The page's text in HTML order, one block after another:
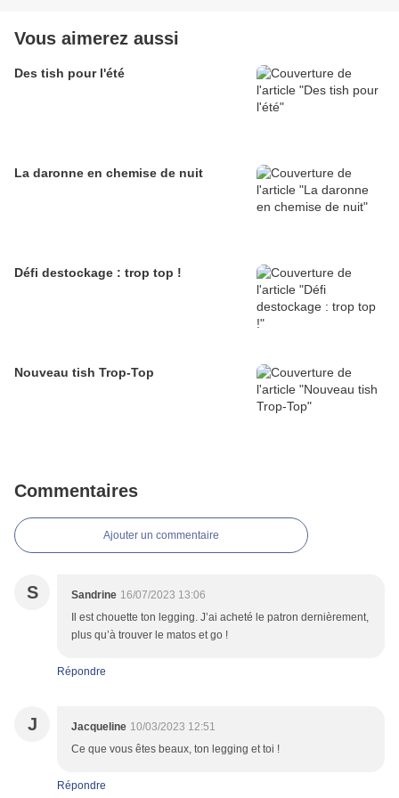
Vous aimerez aussi
Des tish pour l'été
La daronne en chemise de nuit
Défi destockage : trop top !
Nouveau tish Trop-Top
Commentaires
Ajouter un commentaire
S Sandrine 16/07/2023 13:06
Il est chouette ton legging. J’ai acheté le patron dernièrement,
plus qu’à trouver le matos et go !
Répondre
J Jacqueline 10/03/2023 12:51
Ce que vous êtes beaux, ton legging et toi !
Répondre